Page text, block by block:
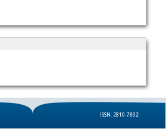
ISSN: 2810-7802